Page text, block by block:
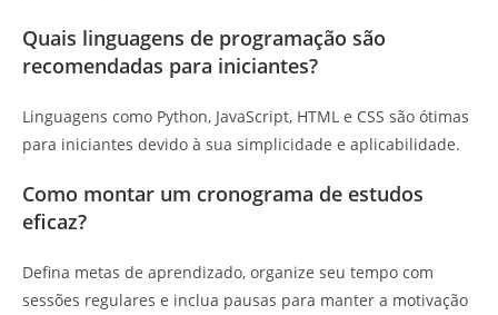
Quais linguagens de programação são
recomendadas para iniciantes?
Linguagens como Python, JavaScript, HTML e CSS são ótimas
para iniciantes devido à sua simplicidade e aplicabilidade.
Como montar um cronograma de estudos
eficaz?
Defina metas de aprendizado, organize seu tempo com
sessões regulares e inclua pausas para manter a motivação